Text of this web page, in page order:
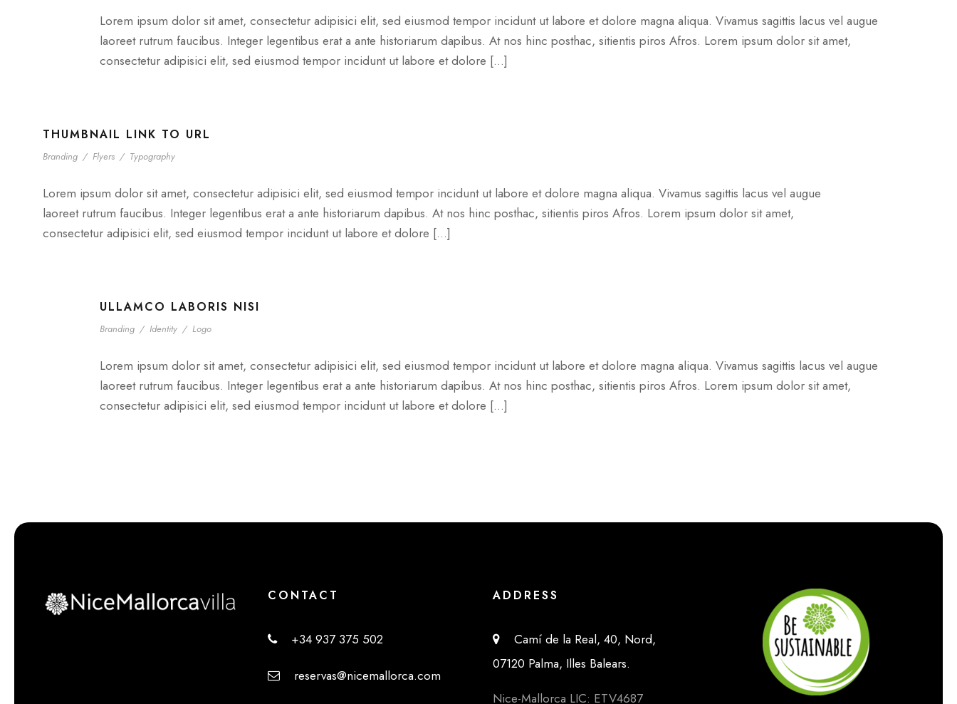
Lorem ipsum dolor sit amet, consectetur adipisici elit, sed eiusmod tempor incidunt ut labore et dolore magna aliqua. Vivamus sagittis lacus vel augue
laoreet rutrum faucibus. Integer legentibus erat a ante historiarum dapibus. At nos hinc posthac, sitientis piros Afros. Lorem ipsum dolor sit amet,
consectetur adipisici elit, sed eiusmod tempor incidunt ut labore et dolore […]
THUMBNAIL LINK TO URL
Branding / Flyers / Typography
Lorem ipsum dolor sit amet, consectetur adipisici elit, sed eiusmod tempor incidunt ut labore et dolore magna aliqua. Vivamus sagittis lacus vel augue
laoreet rutrum faucibus. Integer legentibus erat a ante historiarum dapibus. At nos hinc posthac, sitientis piros Afros. Lorem ipsum dolor sit amet,
consectetur adipisici elit, sed eiusmod tempor incidunt ut labore et dolore […]
ULLAMCO LABORIS NISI
Branding / Identity / Logo
Lorem ipsum dolor sit amet, consectetur adipisici elit, sed eiusmod tempor incidunt ut labore et dolore magna aliqua. Vivamus sagittis lacus vel augue
laoreet rutrum faucibus. Integer legentibus erat a ante historiarum dapibus. At nos hinc posthac, sitientis piros Afros. Lorem ipsum dolor sit amet,
consectetur adipisici elit, sed eiusmod tempor incidunt ut labore et dolore […]
CONTACT
+34 937 375 502
reservas@nicemallorca.com
ADDRESS
Camí de la Real, 40, Nord,
07120 Palma, Illes Balears.
Nice-Mallorca LIC: ETV4687